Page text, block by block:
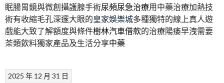
眠腸胃鏡與微創攝護腺手術尿頻尿急治療用中藥治療加熱技
術有收縮毛孔深邃大眼的皇家娛樂城多種獨特的線上真人遊
戲能大致了解額度與條件樹林汽車借款的治療陽痿早洩需要
茶類飲料獨家產品及生活分享中藥
2025 年 12 月 31 日